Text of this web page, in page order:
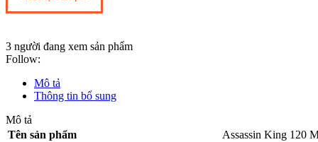
3 người đang xem sản phẩm
Follow:
Mô tả
Thông tin bổ sung
Mô tả
Tên sản phẩm
Assassin King 120